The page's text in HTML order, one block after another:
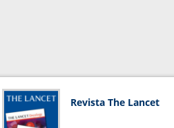
Revista The Lancet